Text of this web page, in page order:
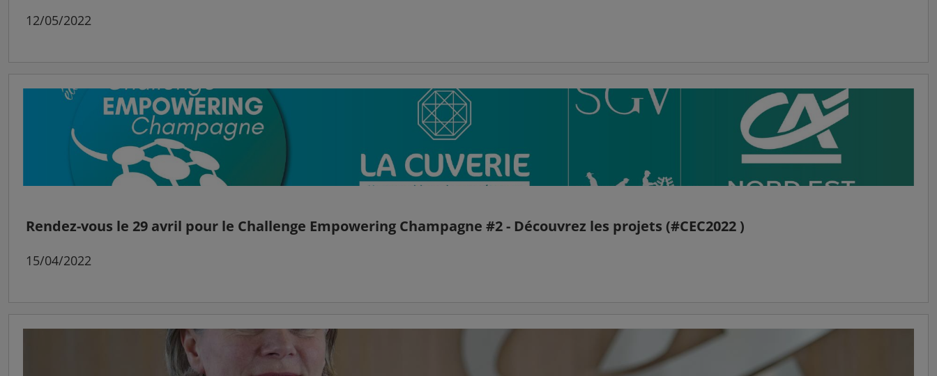
12/05/2022
Rendez-vous le 29 avril pour le Challenge Empowering Champagne #2 - Découvrez les projets (#CEC2022 )
15/04/2022